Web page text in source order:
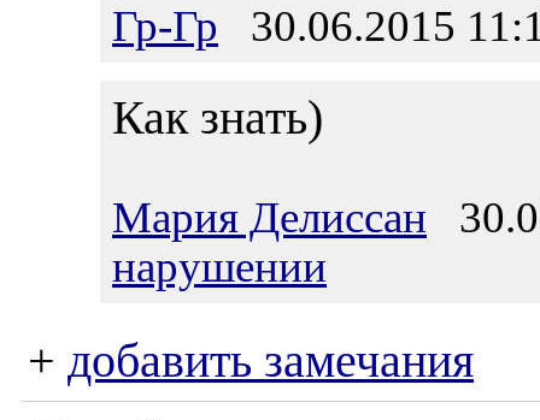
Гр-Гр 30.06.2015
Как знать)
Мария Делиссан
нарушении
+ добавить замечания